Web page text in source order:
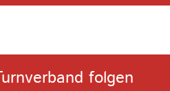
folgen